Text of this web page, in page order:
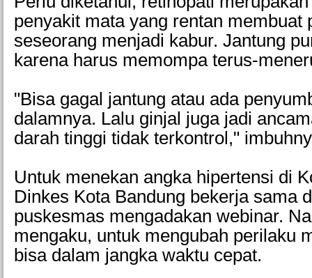
penyakit mata yang rentan membuat
seseorang menjadi kabur. Jantung
karena harus memompa terus-
"Bisa gagal jantung atau ada
dalamnya. Lalu ginjal juga jadi
darah tinggi tidak terkontrol,"
Untuk menekan angka hipertensi di
Dinkes Kota Bandung bekerja sama
puskesmas mengadakan webinar.
mengaku, untuk mengubah perilaku
bisa dalam jangka waktu cepat.